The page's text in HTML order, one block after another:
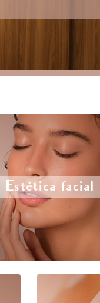
Estética facial